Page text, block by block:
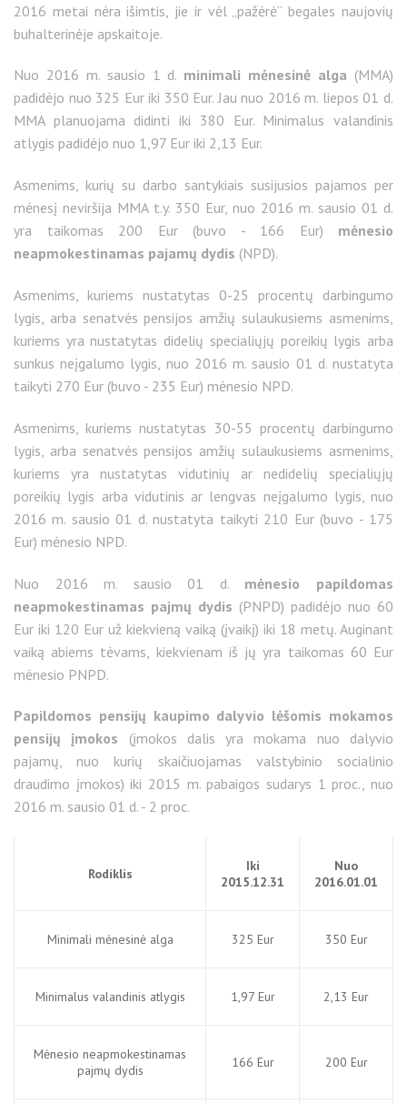
2016 metai nėra išimtis, jie ir vėl „pažėrė“ begales naujovių
buhalterinėje apskaitoje.
Nuo 2016 m. sausio 1 d. minimali mėnesinė alga (MMA)
padidėjo nuo 325 Eur iki 350 Eur. Jau nuo 2016 m. liepos 01 d.
MMA planuojama didinti iki 380 Eur. Minimalus valandinis
atlygis padidėjo nuo 1,97 Eur iki 2,13 Eur.
Asmenims, kurių su darbo santykiais susijusios pajamos per
mėnesį neviršija MMA t.y. 350 Eur, nuo 2016 m. sausio 01 d.
yra taikomas 200 Eur (buvo - 166 Eur) mėnesio
neapmokestinamas pajamų dydis (NPD).
Asmenims, kuriems nustatytas 0-25 procentų darbingumo
lygis, arba senatvės pensijos amžių sulaukusiems asmenims,
kuriems yra nustatytas didelių specialiųjų poreikių lygis arba
sunkus neįgalumo lygis, nuo 2016 m. sausio 01 d. nustatyta
taikyti 270 Eur (buvo - 235 Eur) mėnesio NPD.
Asmenims, kuriems nustatytas 30-55 procentų darbingumo
lygis, arba senatvės pensijos amžių sulaukusiems asmenims,
kuriems yra nustatytas vidutinių ar nedidelių specialiųjų
poreikių lygis arba vidutinis ar lengvas neįgalumo lygis, nuo
2016 m. sausio 01 d. nustatyta taikyti 210 Eur (buvo - 175
Eur) mėnesio NPD.
Nuo 2016 m. sausio 01 d. mėnesio papildomas
neapmokestinamas pajmų dydis (PNPD) padidėjo nuo 60
Eur iki 120 Eur už kiekvieną vaiką (įvaikį) iki 18 metų. Auginant
vaiką abiems tėvams, kiekvienam iš jų yra taikomas 60 Eur
mėnesio PNPD.
Papildomos pensijų kaupimo dalyvio lėšomis mokamos
pensijų įmokos (įmokos dalis yra mokama nuo dalyvio
pajamų, nuo kurių skaičiuojamas valstybinio socialinio
draudimo įmokos) iki 2015 m. pabaigos sudarys 1 proc., nuo
2016 m. sausio 01 d. - 2 proc.
Rodiklis
Iki
2015.12.31
Nuo
2016.01.01
Minimali mėnesinė alga 325 Eur 350 Eur
Minimalus valandinis atlygis 1,97 Eur 2,13 Eur
Mėnesio neapmokestinamas
pajmų dydis
166 Eur 200 Eur